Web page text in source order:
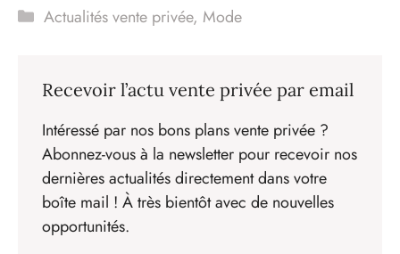
Catégories
Actualités vente privée, Mode
Recevoir l’actu vente privée par email
Intéressé par nos bons plans vente privée ?
Abonnez-vous à la newsletter pour recevoir nos
dernières actualités directement dans votre
boîte mail ! À très bientôt avec de nouvelles
opportunités.